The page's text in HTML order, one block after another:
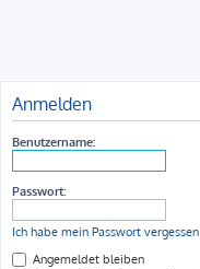
Anmelden
Benutzername:
Passwort:
Ich habe mein Passwort vergessen
Angemeldet bleiben